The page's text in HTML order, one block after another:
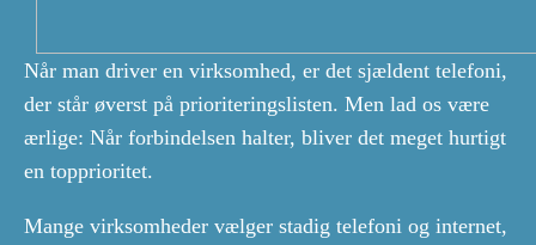
Når man driver en virksomhed, er det sjældent telefoni,
der står øverst på prioriteringslisten. Men lad os være
ærlige: Når forbindelsen halter, bliver det meget hurtigt
en topprioritet.
Mange virksomheder vælger stadig telefoni og internet,